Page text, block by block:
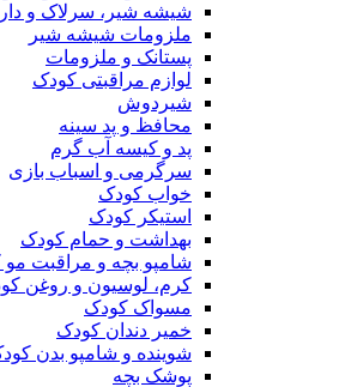
شیشه شیر، سرلاک و
ملزومات شیشه شیر
پستانک و ملزومات
لوازم مراقبتی کودک
شیردوش
محافظ و پد سینه
پد و کیسه آب گرم
سرگرمی و اسباب بازی
خواب کودک
استیکر کودک
بهداشت و حمام کودک
شامپو بچه و مراقبت
کرم، لوسیون و روغن
مسواک کودک
خمیر دندان کودک
شوینده و شامپو بدن
پوشک بچه